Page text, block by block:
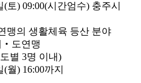
(토) 09:00(시간엄수) 충주시
맹의 생활체육 등산 분야
‧ 도연맹
도별 3명 이내)
(월) 16:00까지